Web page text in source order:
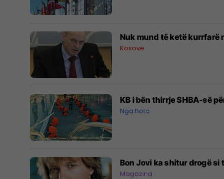
Nuk mund të ketë kurrfarë
Kosovë
KB i bën thirrje SHBA-së
Nga Bota
Bon Jovi ka shitur drogë si
Magazina